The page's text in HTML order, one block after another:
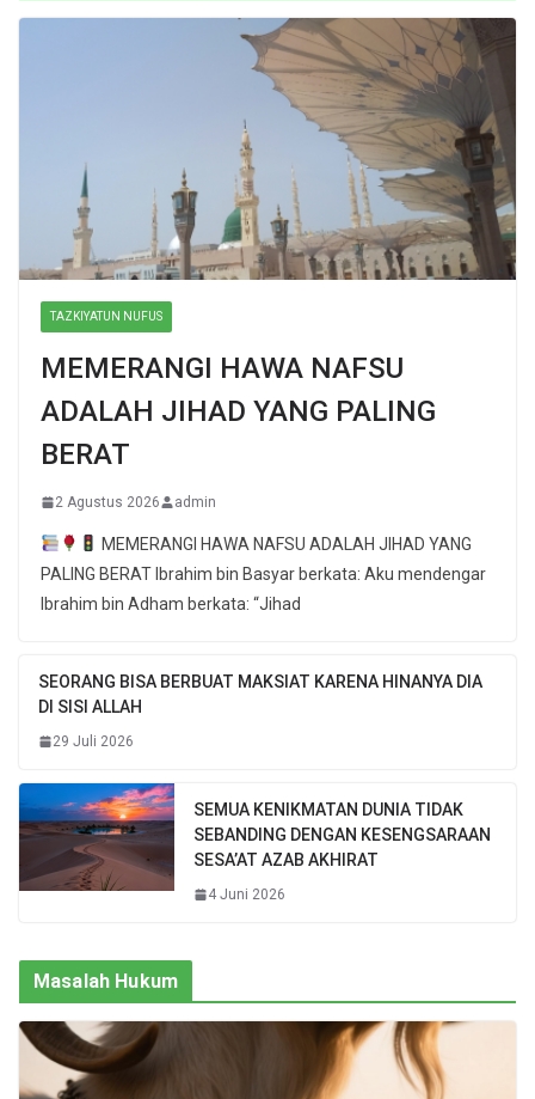
TAZKIYATUN NUFUS
MEMERANGI HAWA NAFSU
ADALAH JIHAD YANG PALING
BERAT
2 Agustus 2026 admin
MEMERANGI HAWA NAFSU ADALAH JIHAD YANG
PALING BERAT Ibrahim bin Basyar berkata: Aku mendengar
Ibrahim bin Adham berkata: “Jihad
SEORANG BISA BERBUAT MAKSIAT KARENA HINANYA DIA
DI SISI ALLAH
29 Juli 2026
SEMUA KENIKMATAN DUNIA TIDAK
SEBANDING DENGAN KESENGSARAAN
SESA’AT AZAB AKHIRAT
4 Juni 2026
Masalah Hukum